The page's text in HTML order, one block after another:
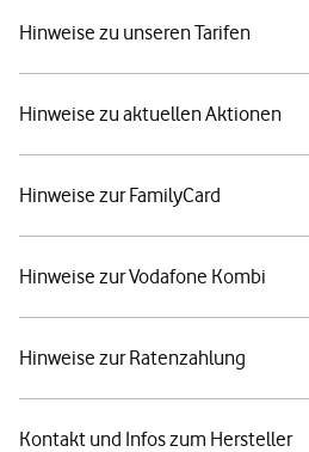
Hinweise zu unseren Tarifen
Hinweise zu aktuellen Aktionen
Hinweise zur FamilyCard
Hinweise zur Vodafone Kombi
Hinweise zur Ratenzahlung
Kontakt und Infos zum Hersteller